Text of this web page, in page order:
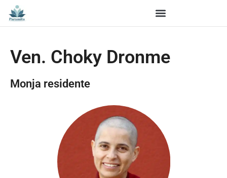
Ven. Choky Dronme
Monja residente